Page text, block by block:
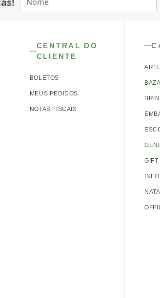
CENTRAL DO
CLIENTE
BOLETOS
MEUS PEDIDOS
NOTAS FISCAIS
GIFT